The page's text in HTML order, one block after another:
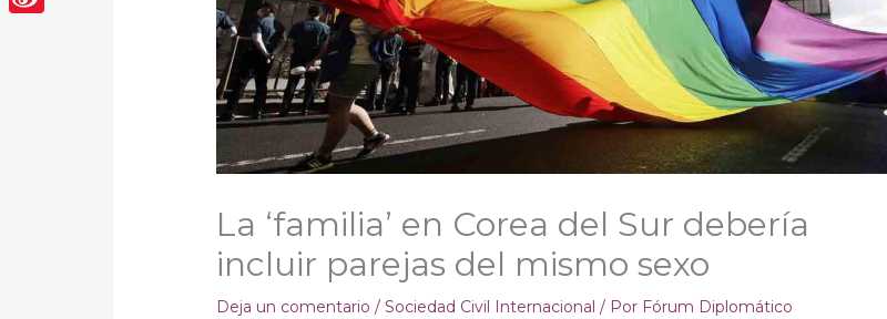
La ‘familia’ en Corea del Sur debería
incluir parejas del mismo sexo
Deja un comentario /Sociedad Civil Internacional / Por Fórum Diplomático